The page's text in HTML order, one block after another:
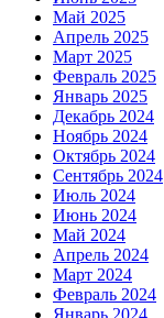
Май 2025
Апрель 2025
Март 2025
Февраль 2025
Январь 2025
Декабрь 2024
Ноябрь 2024
Октябрь 2024
Сентябрь 2024
Июль 2024
Июнь 2024
Май 2024
Апрель 2024
Март 2024
Февраль 2024